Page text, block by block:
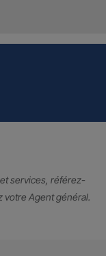
services, référez-
votre Agent général.